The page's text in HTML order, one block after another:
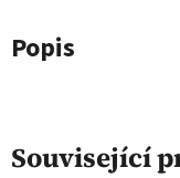
Popis
Související